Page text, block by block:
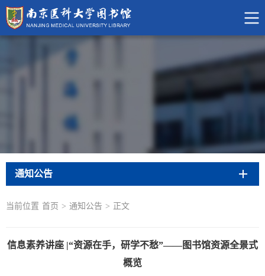
通知公告
当前位置 首页 > 通知公告 > 正文
信息素养讲座 |“资源在手，研学不愁”——图书馆资源全景式
概览